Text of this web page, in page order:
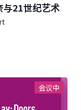
21世纪艺术
会议中